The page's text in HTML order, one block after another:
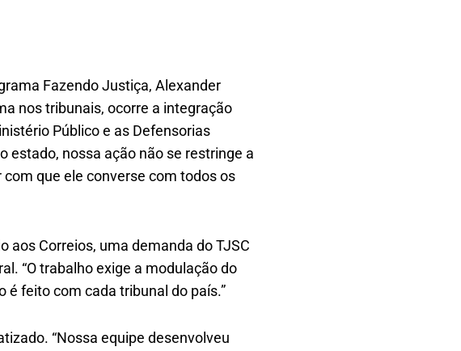
Fazendo Justiça, Alexander
nos tribunais, ocorre a integração
Público e as Defensorias
estado, nossa ação não se restringe a
que ele converse com todos os
aos Correios, uma demanda do TJSC
“O trabalho exige a modulação do
é feito com cada tribunal do país.”
“Nossa equipe desenvolveu